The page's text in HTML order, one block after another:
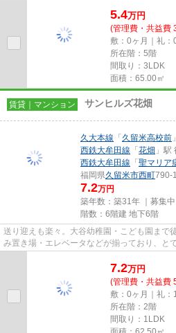
5.4万円
(管理費・共益費
敷：0ヶ月｜礼：
所在階：5階
間取り：3LDK
面積：65.00㎡
賃貸｜マンション サンヒルズ花畑
久大本線 「久留米高校前
西鉄大牟田線 「花畑 」駅
西鉄大牟田線 「聖マリア
福岡県久留米市西町790-1
7.2万円
築年数：築31年 ｜募集中
階数：6階建 地下6階
送り迎えも楽々。大谷幼稚園・こども園まで
み置き場・エレベータなどが揃っており、と
ードで初期費用がお支払いいた...
7.2万円
(管理費・共益費
敷：0ヶ月｜礼：
所在階：2階
間取り：1LDK